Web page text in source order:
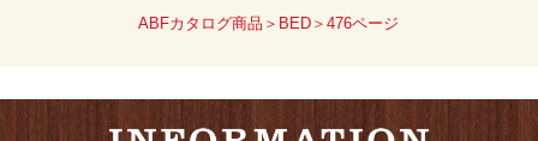
ABFカタログ商品＞BED＞476ページ